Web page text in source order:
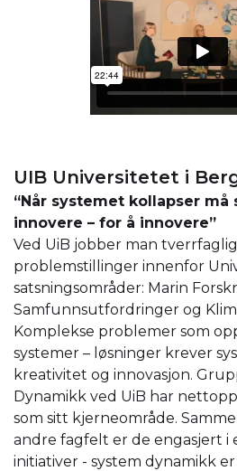
UIB Universitetet i
“Når systemet kollapser
innovere – for å innovere”
Ved UiB jobber man
problemstillinger innenfor
satsningsområder: Marin
Samfunnsutfordringer og
Komplekse problemer som
systemer – løsninger krever
kreativitet og innovasjon.
Dynamikk ved UiB har
som sitt kjerneområde.
andre fagfelt er de engasjert i
initiativer - system dynamikk